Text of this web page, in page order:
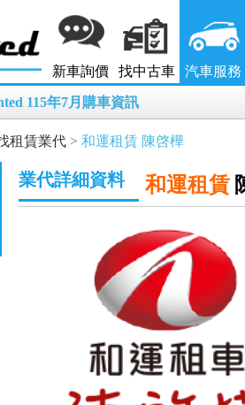
新車詢價 找中古車 汽車服務
115年7月購車資訊
租賃業代 > 和運租賃 陳啓樺
業代詳細資料 和運租賃